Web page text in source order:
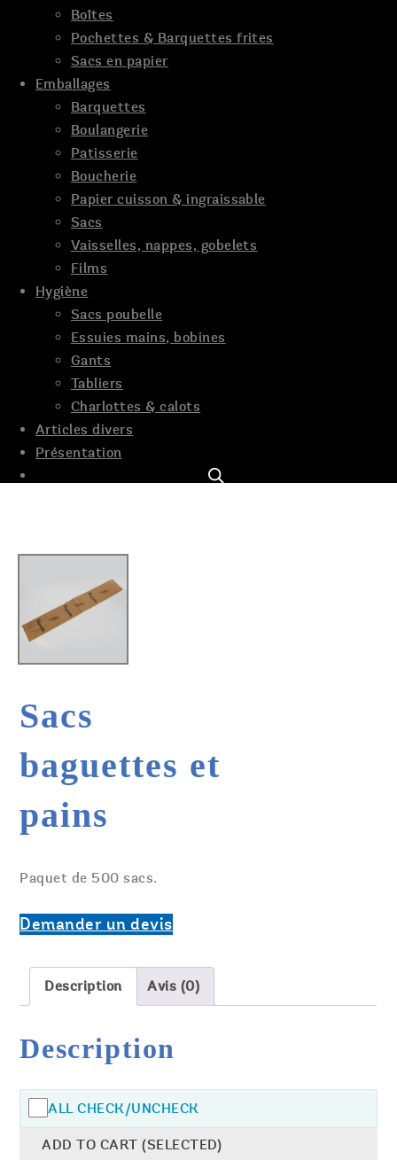
Boîtes
Pochettes & Barquettes frites
Sacs en papier
Emballages
Barquettes
Boulangerie
Patisserie
Boucherie
Papier cuisson & ingraissable
Sacs
Vaisselles, nappes, gobelets
Films
Hygiène
Sacs poubelle
Essuies mains, bobines
Gants
Tabliers
Charlottes & calots
Articles divers
Présentation
Sacs
baguettes et
pains
Paquet de 500 sacs.
Demander un devis
Description Avis (0)
Description
ALL CHECK/UNCHECK
ADD TO CART (SELECTED)